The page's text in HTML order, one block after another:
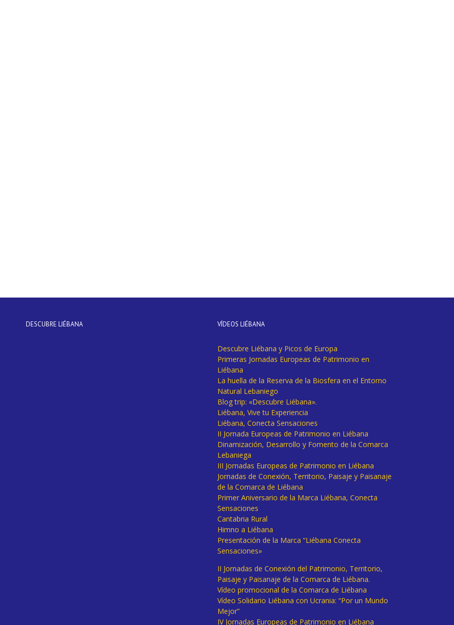
DESCUBRE LIÉBANA VÍDEOS LIÉBANA
Descubre Liébana y Picos de Europa
Primeras Jornadas Europeas de Patrimonio en
Liébana
La huella de la Reserva de la Biosfera en el Entorno
Natural Lebaniego
Blog trip: «Descubre Liébana».
Liébana, Vive tu Experiencia
Liébana, Conecta Sensaciones
II Jornada Europeas de Patrimonio en Liébana
Dinamización, Desarrollo y Fomento de la Comarca
Lebaniega
III Jornadas Europeas de Patrimonio en Liébana
Jornadas de Conexión, Territorio, Paisaje y Paisanaje
de la Comarca de Liébana
Primer Aniversario de la Marca Liébana, Conecta
Sensaciones
Cantabria Rural
Himno a Liébana
Presentación de la Marca “Liébana Conecta
Sensaciones»
II Jornadas de Conexión del Patrimonio, Territorio,
Paisaje y Paisanaje de la Comarca de Liébana.
Vídeo promocional de la Comarca de Liébana
Vídeo Solidario Liébana con Ucrania: “Por un Mundo
Mejor”
IV Jornadas Europeas de Patrimonio en Liébana